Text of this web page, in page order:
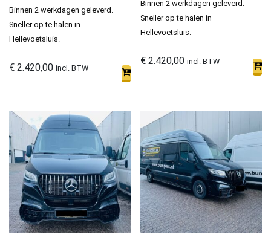
Binnen 2 werkdagen geleverd.
Sneller op te halen in
Hellevoetsluis.
€ 2.420,00 incl. BTW
Binnen 2 werkdagen geleverd.
Sneller op te halen in
Hellevoetsluis.
€ 2.420,00 incl. BTW